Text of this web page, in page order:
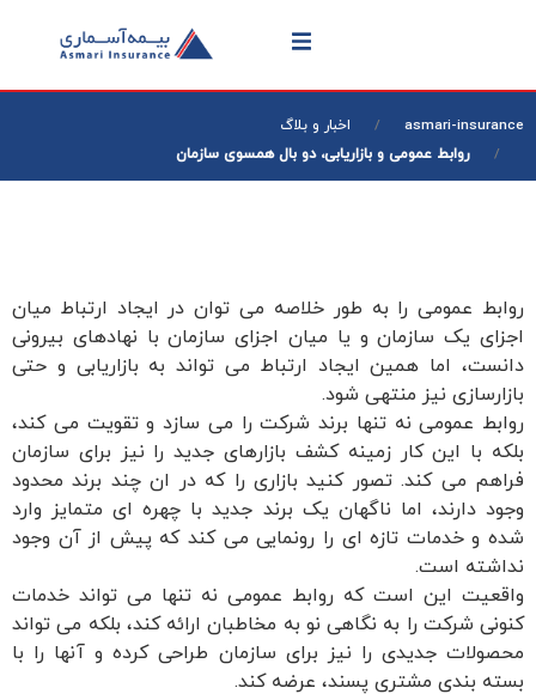
asmari-insurance اخبار و بلاگ
روابط عمومی و بازاریابی، دو بال همسوی سازمان
روابط عمومی را به طور خلاصه می توان در ایجاد ارتباط میان
اجزای یک سازمان و یا میان اجزای سازمان با نهادهای بیرونی
دانست، اما همین ایجاد ارتباط می تواند به بازاریابی و حتی
بازارسازی نیز منتهی شود.
روابط عمومی نه تنها برند شرکت را می سازد و تقویت می کند،
بلکه با این کار زمینه کشف بازارهای جدید را نیز برای سازمان
فراهم می کند. تصور کنید بازاری را که در ان چند برند محدود
وجود دارند، اما ناگهان یک برند جدید با چهره ای متمایز وارد
شده و خدمات تازه ای را رونمایی می کند که پیش از آن وجود
نداشته است.
واقعیت این است که روابط عمومی نه تنها می تواند خدمات
کنونی شرکت را به نگاهی نو به مخاطبان ارائه کند، بلکه می تواند
محصولات جدیدی را نیز برای سازمان طراحی کرده و آنها را با
بسته بندی مشتری پسند، عرضه کند.